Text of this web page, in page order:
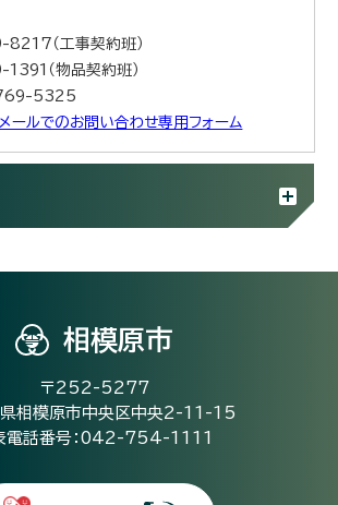
（工事契約班）
（物品契約班）
769-5325
ールでのお問い合わせ専用フォーム
相模原市
〒252-5277
県相模原市中央区中央2-11-15
電話番号：042-754-1111